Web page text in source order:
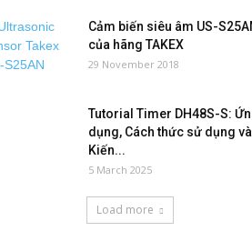
Cảm biến siêu âm US-
của hãng TAKEX
29 November 2018
Tutorial Timer DH48S-S:
dụng, Cách thức sử dụng và
Kiến...
5 March 2025
Load more